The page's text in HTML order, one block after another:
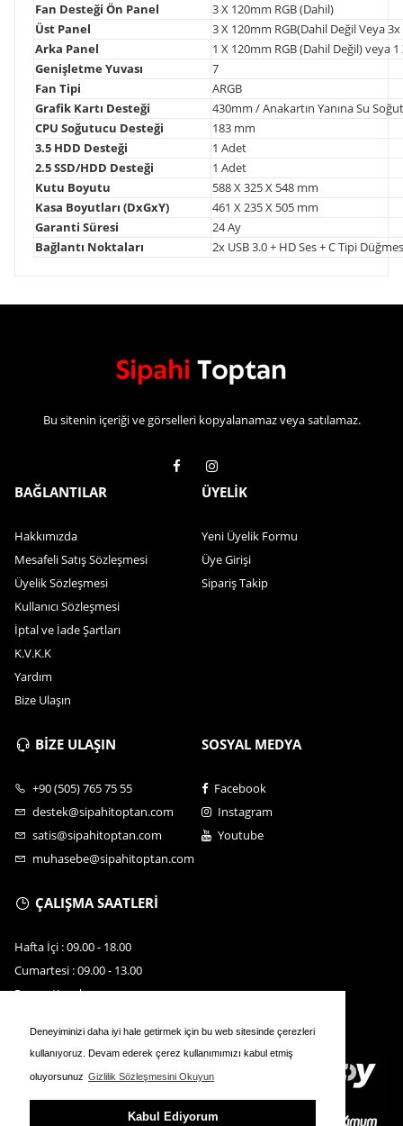
Deneyiminizi daha iyi hale getirmek için bu web sitesinde çerezleri
kullanıyoruz. Devam ederek çerez kullanımımızı kabul etmiş
oluyorsunuz Gizlilik Sözleşmesini Okuyun
Kabul Ediyorum
Fan Desteği Ön Panel
3 X 120mm RGB (Dahil)
Üst Panel
3 X 120mm RGB(Dahil Değil Veya
Arka Panel
1 X 120mm RGB (Dahil Değil) veya
Genişletme Yuvası
7
Fan Tipi
ARGB
Grafik Kartı Desteği
430mm / Anakartın Yanına Su
CPU Soğutucu Desteği
183 mm
3.5 HDD Desteği
1 Adet
2.5 SSD/HDD Desteği
1 Adet
Kutu Boyutu
588 X 325 X 548 mm
Kasa Boyutları (DxGxY)
461 X 235 X 505 mm
Garanti Süresi
24 Ay
Bağlantı Noktaları
2x USB 3.0 + HD Ses + C Tipi
Bu sitenin içeriği ve görselleri kopyalanamaz veya satılamaz.
BAĞLANTILAR
Hakkımızda
Mesafeli Satış Sözleşmesi
Üyelik Sözleşmesi
Kullanıcı Sözleşmesi
İptal ve İade Şartları
K.V.K.K
Yardım
Bize Ulaşın
ÜYELİK
Yeni Üyelik Formu
Üye Girişi
Sipariş Takip
BİZE ULAŞIN
+90 (505) 765 75 55
destek@sipahitoptan.com
satis@sipahitoptan.com
muhasebe@sipahitoptan.com
SOSYAL MEDYA
Facebook
Instagram
Youtube
ÇALIŞMA SAATLERİ
Hafta İçi : 09.00 - 18.00
Cumartesi : 09.00 - 13.00
Pazar : Kapalı